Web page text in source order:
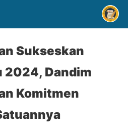
Sukseskan
2024, Dandim
Komitmen